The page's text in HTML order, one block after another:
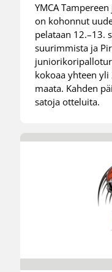
YMCA
on kohonnut
pelataan 12.–13.
suurimmista ja
kokoaa yhteen
maata. Kahden
satoja otteluita.